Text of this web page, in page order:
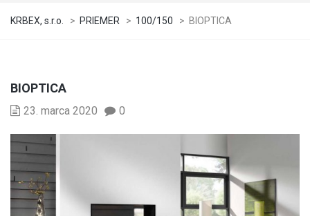
KRBEX, s.r.o. > PRIEMER > 100/150 > BIOPTICA
BIOPTICA
23. marca 2020 0